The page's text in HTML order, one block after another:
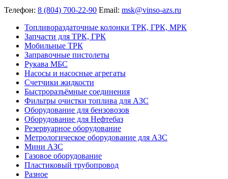
Телефон: 8 (804) 700-22-90 Email: msk@vinso-azs.ru
Топливораздаточные колонки ТРК, ГРК, МРК
Запчасти для ТРК, ГРК
Мобильные ТРК
Заправочные пистолеты
Рукава МБС
Насосы и насосные агрегаты
Счетчики жидкости
Быстроразъёмные соединения
Фильтры очистки топлива для АЗС
Оборудование для бензовозов
Оборудование для Нефтебаз
Резервуарное оборудование
Метрологическое оборудование для АЗС
Мини АЗС
Газовое оборудование
Пластиковый трубопровод
Разное